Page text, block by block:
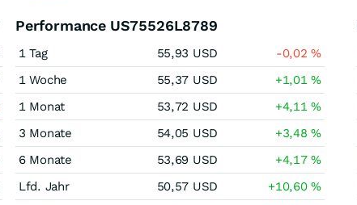
Performance US75526L8789
1 Tag 55,93 USD -0,02%
1 Woche
55,37 USD +1,01%
1 Monat
53,72 USD +4,11%
3 Monate
54,05 USD +3,48%
6 Monate
53,69 USD +4,17%
Lfd. Jahr
50,57 USD +10,60%